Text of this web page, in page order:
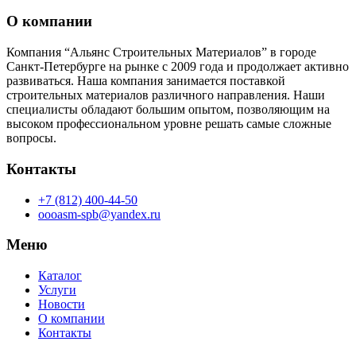
О компании
Компания “Альянс Строительных Материалов” в городе
Санкт-Петербурге на рынке с 2009 года и продолжает активно
развиваться. Наша компания занимается поставкой
строительных материалов различного направления. Наши
специалисты обладают большим опытом, позволяющим на
высоком профессиональном уровне решать самые сложные
вопросы.
Контакты
+7 (812) 400-44-50
oooasm-spb@yandex.ru
Меню
Каталог
Услуги
Новости
О компании
Контакты